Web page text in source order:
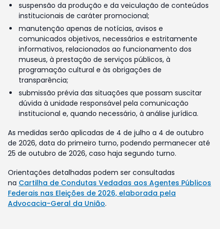
suspensão da produção e da veiculação de conteúdos
institucionais de caráter promocional;
manutenção apenas de notícias, avisos e
comunicados objetivos, necessários e estritamente
informativos, relacionados ao funcionamento dos
museus, à prestação de serviços públicos, à
programação cultural e às obrigações de
transparência;
submissão prévia das situações que possam suscitar
dúvida à unidade responsável pela comunicação
institucional e, quando necessário, à análise jurídica.
As medidas serão aplicadas de 4 de julho a 4 de outubro
de 2026, data do primeiro turno, podendo permanecer até
25 de outubro de 2026, caso haja segundo turno.
Orientações detalhadas podem ser consultadas
na Cartilha de Condutas Vedadas aos Agentes Públicos
Federais nas Eleições de 2026, elaborada pela
Advocacia-Geral da União.